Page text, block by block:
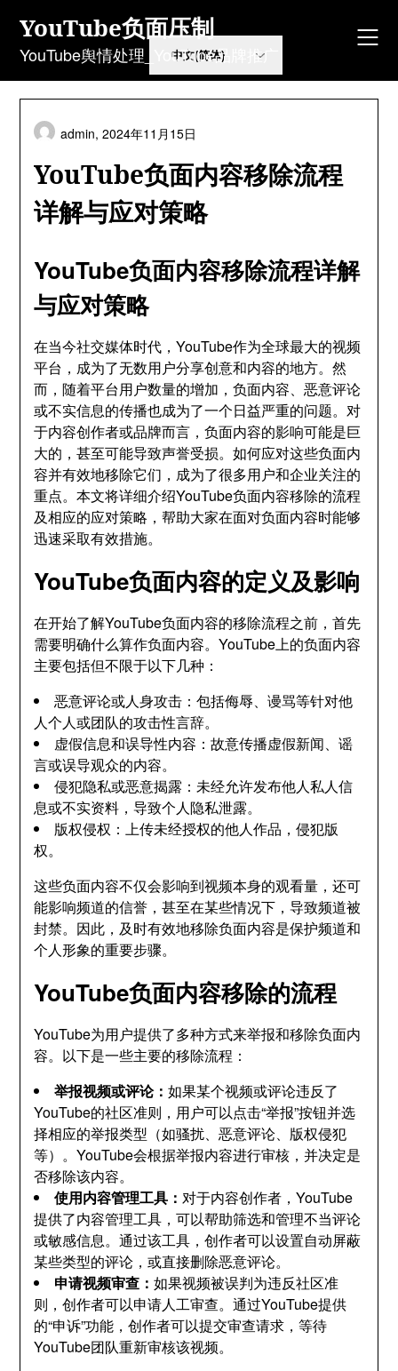
content
YouTube负面压制
YouTube舆情处理_YouTube品牌推广
YouTube负面内容移除流程
详解与应对策略
admin,2024年11月15日
YouTube负面内容移除流程详解
与应对策略
在当今社交媒体时代，YouTube作为全球最大的视频
平台，成为了无数用户分享创意和内容的地方。然
而，随着平台用户数量的增加，负面内容、恶意评论
或不实信息的传播也成为了一个日益严重的问题。对
于内容创作者或品牌而言，负面内容的影响可能是巨
大的，甚至可能导致声誉受损。如何应对这些负面内
容并有效地移除它们，成为了很多用户和企业关注的
重点。本文将详细介绍YouTube负面内容移除的流程
及相应的应对策略，帮助大家在面对负面内容时能够
迅速采取有效措施。
YouTube负面内容的定义及影响
在开始了解YouTube负面内容的移除流程之前，首先
需要明确什么算作负面内容。YouTube上的负面内容
主要包括但不限于以下几种：
恶意评论或人身攻击：包括侮辱、谩骂等针对他
人个人或团队的攻击性言辞。
虚假信息和误导性内容：故意传播虚假新闻、谣
言或误导观众的内容。
侵犯隐私或恶意揭露：未经允许发布他人私人信
息或不实资料，导致个人隐私泄露。
版权侵权：上传未经授权的他人作品，侵犯版
权。
这些负面内容不仅会影响到视频本身的观看量，还可
能影响频道的信誉，甚至在某些情况下，导致频道被
封禁。因此，及时有效地移除负面内容是保护频道和
个人形象的重要步骤。
YouTube负面内容移除的流程
YouTube为用户提供了多种方式来举报和移除负面内
容。以下是一些主要的移除流程：
举报视频或评论：如果某个视频或评论违反了
YouTube的社区准则，用户可以点击“举报”按钮并选
择相应的举报类型（如骚扰、恶意评论、版权侵犯
等）。YouTube会根据举报内容进行审核，并决定是
否移除该内容。
使用内容管理工具：对于内容创作者，YouTube
提供了内容管理工具，可以帮助筛选和管理不当评论
或敏感信息。通过该工具，创作者可以设置自动屏蔽
某些类型的评论，或直接删除恶意评论。
申请视频审查：如果视频被误判为违反社区准
则，创作者可以申请人工审查。通过YouTube提供
的“申诉”功能，创作者可以提交审查请求，等待
YouTube团队重新审核该视频。